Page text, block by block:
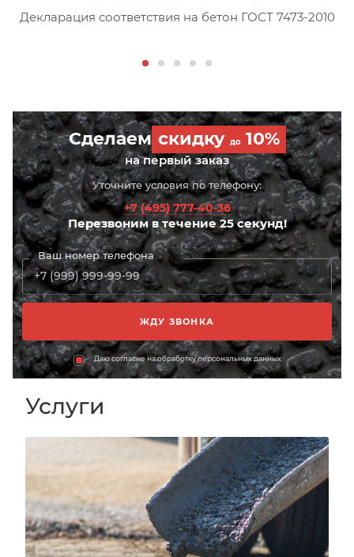
Сертификат соответствия
Декларация соответствия на бетон ГОСТ 7473-2010
Сделаем скидку до10%
на первый заказ
Уточните условия по телефону:
+7 (495) 777-40-36
Перезвоним в течение 25 секунд!
Ваш номер телефона
Даю согласие на обработку персональных данных
Услуги